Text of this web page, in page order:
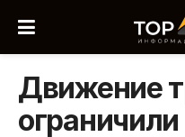
Движение